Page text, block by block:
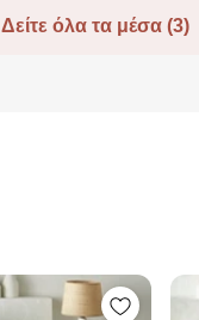
Δείτε όλα τα μέσα (3)